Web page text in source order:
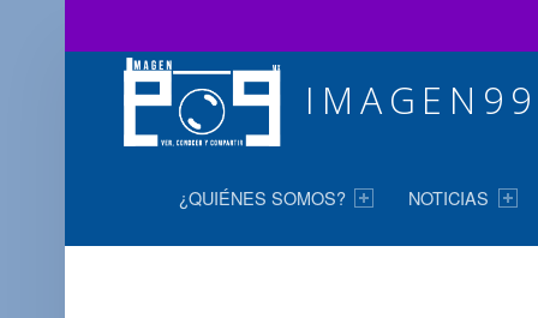
IMAGEN99
MENÚ PRINCIPAL
¿QUIÉNES SOMOS? NOTICIAS